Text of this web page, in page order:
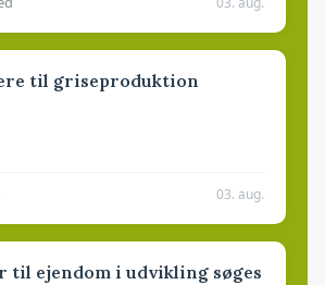
til griseproduktion
03. aug.
til ejendom i udvikling søges